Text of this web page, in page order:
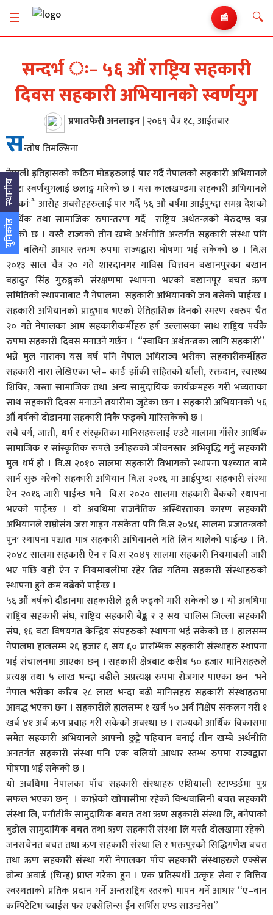
☰ 📰 🔍
युनिकोड
स्थानीय
सन्दर्भ ः– ५६ औं राष्ट्रिय सहकारी
दिवस सहकारी अभियानको स्वर्णयुग
प्रभातफेरी अनलाइन| २०६९ चैत्र १८, आईतबार
सन्तोष तिमल्सिना
नेपाली इतिहासको कठिन मोडहरुलाई पार गर्दै नेपालको सहकारी अभियानले
एउटा स्वर्णयुगलाई छलाङ्ग मारेको छ । यस कालखण्डमा सहकारी अभियानले
अनेकांै आरोह अवरोहहरुलाई पार गर्दै ५६ औ बर्षमा आईपुग्दा समग्र देशको
आर्थिक तथा सामाजिक रुपान्तरण गर्दै राष्ट्रिय अर्थतन्त्रको मेरुदण्ड बन्न
पुगेको छ । यस्तै राज्यको तीन खम्बे अर्थनीति अन्तर्गत सहकारी संस्था पनि
एक बलियो आधार स्तम्भ रुपमा राज्यद्वारा घोषणा भई सकेको छ । वि.स
२०१३ साल चैत्र २० गते शारदानगर गाविस चित्तवन बखानपुरका बखान
बहादुर सिंह गुरुङ्गको संरक्षणमा स्थापना भएको बखानपूर बचत ऋण
समितिको स्थापनाबाट नै नेपालमा सहकारी अभियानको जग बसेको पाईन्छ ।
सहकारी अभियानको प्रादुभाव भएको ऐतिहासिक दिनको स्मरण स्वरुप चैत
२० गते नेपालका आम सहकारीकर्मीहरु हर्ष उल्लासका साथ राष्ट्रिय पर्वकै
रुपमा सहकारी दिवस मनाउने गर्छन । “स्वाधिन अर्थतन्त्रका लागि सहकारी”
भन्ने मुल नाराका यस बर्ष पनि नेपाल अधिराज्य भरीका सहकारीकर्मीहरु
सहकारी नारा लेखिएका प्ले– कार्ड झाँकी सहितको र्याली, रक्तदान, स्वास्थ्य
शिविर, जस्ता सामाजिक तथा अन्य सामुदायिक कार्यक्रमहरु गरी भव्यताका
साथ सहकारी दिवस मनाउने तयारीमा जुटेका छन । सहकारी अभियानको ५६
औं बर्षको दोडानमा सहकारी निकै फड्को मारिसकेको छ ।
सबै वर्ग, जाती, धर्म र संस्कृतिका मानिसहरुलाई एउटै मालामा गाँसेर आर्थिक
सामाजिक र सांस्कृतिक रुपले उनीहरुको जीवनस्तर अभिवृद्धि गर्नु सहकारी
मुल धर्म हो । वि.स २०१० सालमा सहकारी विभागको स्थापना पश्च्यात बामे
सार्न सुरु गरेको सहकारी अभियान वि.स २०१६ मा आईपुग्दा सहकारी संस्था
ऐन २०१६ जारी पाईन्छ भने वि.स २०२० सालमा सहकारी बैंकको स्थापना
भएको पाईन्छ । यो अवधिमा राजनैतिक अस्थिरताका कारण सहकारी
अभियानले राम्रोसंग जरा गाड्न नसकेता पनि वि.स २०४६ सालमा प्रजातन्त्रको
पुनः स्थापना पश्चात मात्र सहकारी अभियानले गति लिन थालेको पाईन्छ । वि.
२०४८ सालमा सहकारी ऐन र वि.स २०४९ सालमा सहकारी नियमावली जारी
भए पछि यही ऐन र नियमावलीमा रहेर तिव्र गतिमा सहकारी संस्थाहरुको
स्थापना हुने क्रम बढेको पाईन्छ ।
५६ औं बर्षको दौडानमा सहकारीले ठूलै फड्को मारी सकेको छ । यो अवधिमा
राष्ट्रिय सहकारी संघ, राष्ट्रिय सहकारी बैंङ्क र २ सय चालिस जिल्ला सहकारी
संघ, १६ वटा विषयगत केन्द्रिय संघहरुको स्थापना भई सकेको छ । हालसम्म
नेपालमा हालसम्म २६ हजार ६ सय ६० प्रारम्भिक सहकारी संस्थाहरु स्थापना
भई संचालनमा आएका छन् । सहकारी क्षेत्रबाट करीब ५० हजार मानिसहरुले
प्रत्यक्ष तथा ५ लाख भन्दा बढीले अप्रत्यक्ष रुपमा रोजगार पाएका छन भने
नेपाल भरीका करिब २८ लाख भन्दा बढी मानिसहरु सहकारी संस्थाहरुमा
आवद्ध भएका छन । सहकारीले हालसम्म १ खर्ब ५० अर्ब निक्षेप संकलन गरी १
खर्ब ४१ अर्ब ऋण प्रवाह गरी सकेको अवस्था छ । राज्यको आर्थिक विकासमा
समेत सहकारी अभियानले आफ्नो छुट्टै पहिचान बनाई तीन खम्बे अर्थनीति
अनतर्गत सहकारी संस्था पनि एक बलियो आधार स्तम्भ रुपमा राज्यद्वारा
घोषणा भई सकेको छ ।
यो अवधिमा नेपालका पाँच सहकारी संस्थाहरु एशियाली स्टाण्डर्डमा पुग्न
सफल भएका छन् । काभ्रेको खोपासीमा रहेको विन्धवासिनी बचत सहकारी
संस्था लि, पनौतीकै सामुदायिक बचत तथा ऋण सहकारी संस्था लि, बनेपाको
बुडोल सामुदायिक बचत तथा ऋण सहकारी संस्था लि यस्तै दोलखामा रहेको
जनसचेनत बचत तथा ऋण सहकारी संस्था लि र भक्तपुरको सिद्धिगणेश बचत
तथा ऋण सहकारी संस्था गरी नेपालका पाँच सहकारी संस्थाहरुले एक्सेस
ब्रोन्च अवार्ड (चिन्ह्र) प्राप्त गरेका हुन । एक प्रतिस्पर्धी उत्कृष्ट सेवा र वित्तिय
स्वस्थताको प्रतिक प्रदान गर्ने अन्तराष्ट्रिय स्तरको मापन गर्ने आधार “ए–वान
कम्पिटेटिभ च्वाईस फर एक्सेलिन्स ईन सर्भिस एण्ड साउन्डनेस”